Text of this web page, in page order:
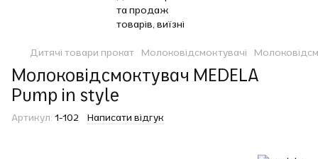
Дитячі товари прокат Молоковідсмоктувачі
Молоковідсмоктувач MEDELA
Pump in style
Артикул: 1-102 Написати відгук